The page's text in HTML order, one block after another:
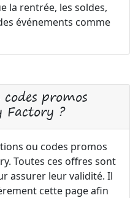
la rentrée, les soldes,
événements comme
promos
Factory ?
ou codes promos
Toutes ces offres sont
assurer leur validité. Il
cette page afin